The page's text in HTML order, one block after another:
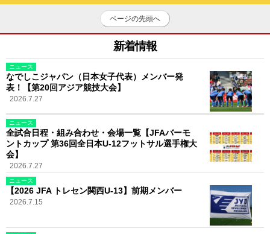
ページの先頭へ
新着情報
ニュース
なでしこジャパン（日本女子代表）メンバー発
表！【第20回アジア競技大会】
2026.7.27
ニュース
全試合日程・組み合わせ・会場一覧【JFAバーモ
ントカップ 第36回全日本U-12フットサル選手権大
会】
2026.7.27
ニュース
【2026 JFA トレセン関西U-13】前期メンバー
2026.7.15